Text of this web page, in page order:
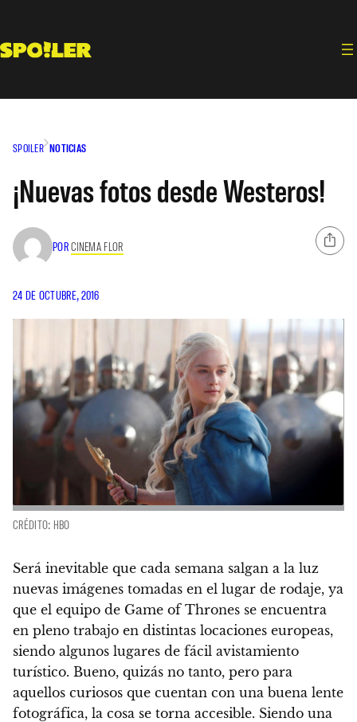
contenido
SPOILER NOTICIAS
¡Nuevas fotos desde Westeros!
PORCINEMA FLOR
24 DE OCTUBRE, 2016
CRÉDITO: HBO
Será inevitable que cada semana salgan a la luz
nuevas imágenes tomadas en el lugar de rodaje, ya
que el equipo de Game of Thrones se encuentra
en pleno trabajo en distintas locaciones europeas,
siendo algunos lugares de fácil avistamiento
turístico. Bueno, quizás no tanto, pero para
aquellos curiosos que cuentan con una buena lente
fotográfica, la cosa se torna accesible. Siendo una